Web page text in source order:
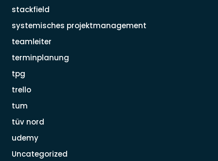
stackfield
systemisches projektmanagement
teamleiter
terminplanung
tpg
trello
tum
tüv nord
udemy
Uncategorized